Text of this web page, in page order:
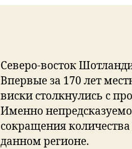
Северо-восток
Впервые за 170 лет
виски столкнулись с
Именно
сокращения
данном регионе.